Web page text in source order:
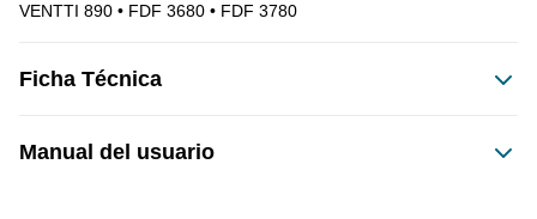
VENTTI 890 • FDF 3680 • FDF 3780
Ficha Técnica
Manual del usuario